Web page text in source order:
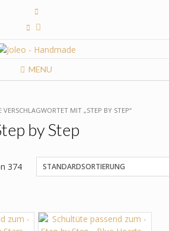
MENU
MIT „STEP BY STEP“
by Step
374